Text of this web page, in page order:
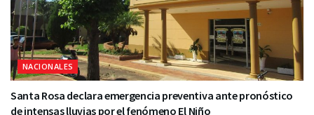
NACIONALES
Santa Rosa declara emergencia preventiva ante pronóstico
de intensas lluvias por el fenómeno El Niño